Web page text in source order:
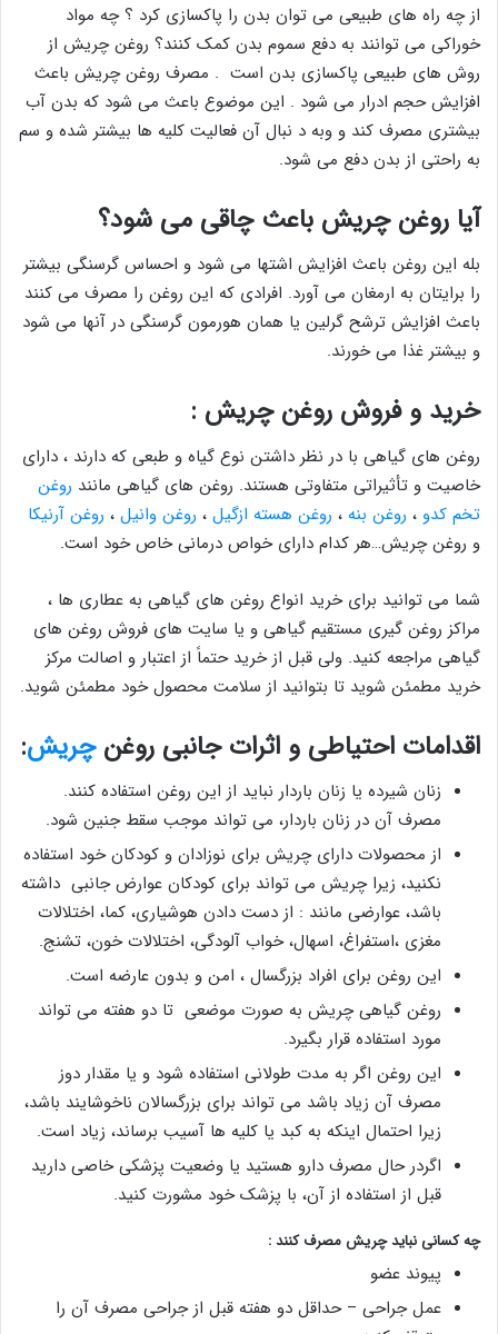
از چه راه های طبیعی می توان بدن را پاکسازی کرد ؟ چه مواد
خوراکی می توانند به دفع سموم بدن کمک کنند؟ روغن چریش از
روش های طبیعی پاکسازی بدن است . مصرف روغن چریش باعث
افزایش حجم ادرار می شود . این موضوع باعث می شود که بدن آب
بیشتری مصرف کند و وبه د نبال آن فعالیت کلیه ها بیشتر شده و سم
به راحتی از بدن دفع می شود.
آیا روغن چریش باعث چاقی می شود؟
بله این روغن باعث افزایش اشتها می شود و احساس گرسنگی بیشتر
را برایتان به ارمغان می آورد. افرادی که این روغن را مصرف می کنند
باعث افزایش ترشح گرلین یا همان هورمون گرسنگی در آنها می شود
و بیشتر غذا می خورند.
خرید و فروش روغن چریش :
روغن های گیاهی با در نظر داشتن نوع گیاه و طبعی که دارند ، دارای
خاصیت و تأثیراتی متفاوتی هستند. روغن های گیاهی مانند روغن
تخم کدو ، روغن بنه ، روغن هسته ازگیل ، روغن وانیل ، روغن آرنیکا
و روغن چریش…هر کدام دارای خواص درمانی خاص خود است.
شما می توانید برای خرید انواع روغن های گیاهی به عطاری ها ،
مراکز روغن گیری مستقیم گیاهی و یا سایت های فروش روغن های
گیاهی مراجعه کنید. ولی قبل از خرید حتماً از اعتبار و اصالت مرکز
خرید مطمئن شوید تا بتوانید از سلامت محصول خود مطمئن شوید.
اقدامات احتیاطی و اثرات جانبی روغنچریش:
زنان شیرده یا زنان باردار نباید از این روغن استفاده کنند.
مصرف آن در زنان باردار، می تواند موجب سقط جنین شود.
از محصولات دارای چریش برای نوزادان و کودکان خود استفاده
نکنید، زیرا چریش می تواند برای کودکان عوارض جانبی داشته
باشد، عوارضی مانند : از دست دادن هوشیاری، كما، اختلالات
مغزی ،استفراغ، اسهال، خواب آلودگی، اختلالات خون، تشنج.
این روغن برای افراد بزرگسال ، امن و بدون عارضه است.
روغن گیاهی چریش به صورت موضعی تا دو هفته می تواند
مورد استفاده قرار بگیرد.
این روغن اگر به مدت طولانی استفاده شود و یا مقدار دوز
مصرف آن زیاد باشد می تواند برای بزرگسالان ناخوشایند باشد،
زیرا احتمال اینکه به کبد یا کلیه ها آسیب برساند، زیاد است.
اگردر حال مصرف دارو هستید یا وضعیت پزشکی خاصی دارید
قبل از استفاده از آن، با پزشک خود مشورت کنید.
چه کسانی نباید چریش مصرف کنند :
پیوند عضو
عمل جراحی – حداقل دو هفته قبل از جراحی مصرف آن را